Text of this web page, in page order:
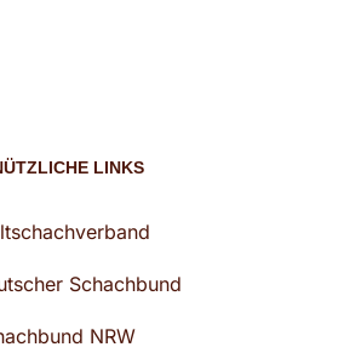
LINKS
Schachbund
NRW